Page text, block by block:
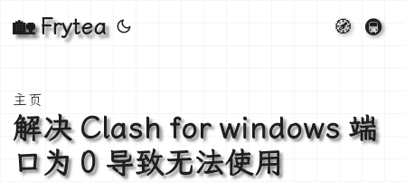
🏡 Frytea 🧭 🚇
主页
解决 Clash for windows 端
口为 0 导致无法使用